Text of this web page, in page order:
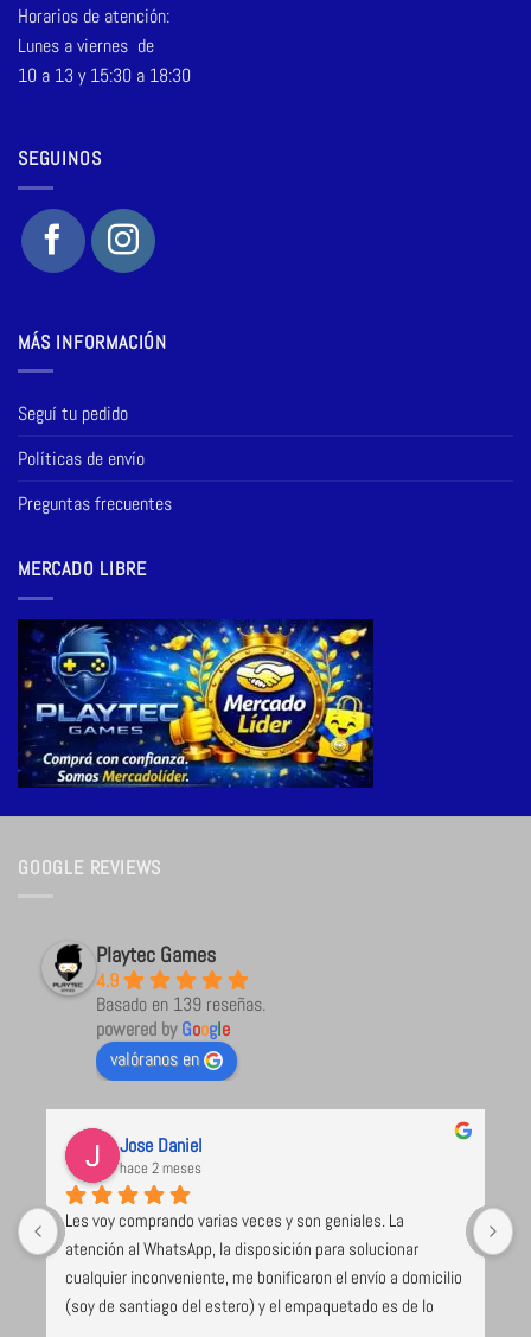
Horarios de atención:
Lunes a viernes de
10 a 13 y 15:30 a 18:30
SEGUINOS
MÁS INFORMACIÓN
Seguí tu pedido
Políticas de envío
Preguntas frecuentes
MERCADO LIBRE
GOOGLE REVIEWS
Playtec Games
4.9
Basado en 139 reseñas.
powered byGoogle
valóranos en
Jose Daniel
hace 2 meses
Les voy comprando varias veces y son geniales. La
atención al WhatsApp, la disposición para solucionar
cualquier inconveniente, me bonificaron el envío a domicilio
(soy de santiago del estero) y el empaquetado es de lo